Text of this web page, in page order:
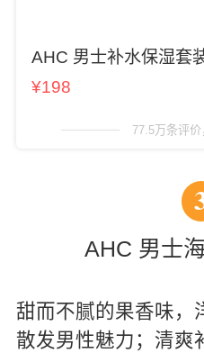
AHC 男士补水保湿套
¥198
77.5万条评
AHC 男士
甜而不腻的果香味，
散发男性魅力；清爽